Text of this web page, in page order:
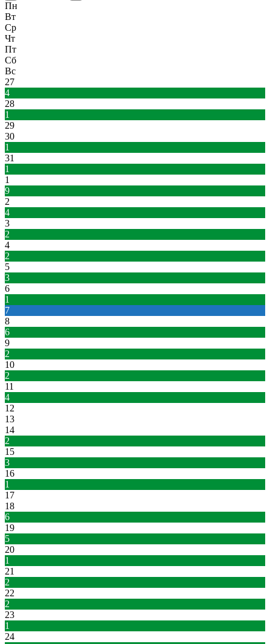
Пн
Вт
Ср
Чт
Пт
Сб
Вс
27
4
28
1
29
30
1
31
1
1
9
2
4
3
2
4
2
5
3
6
1
7
8
6
9
2
10
2
11
4
12
13
14
2
15
3
16
1
17
18
6
19
5
20
1
21
2
22
2
23
1
24